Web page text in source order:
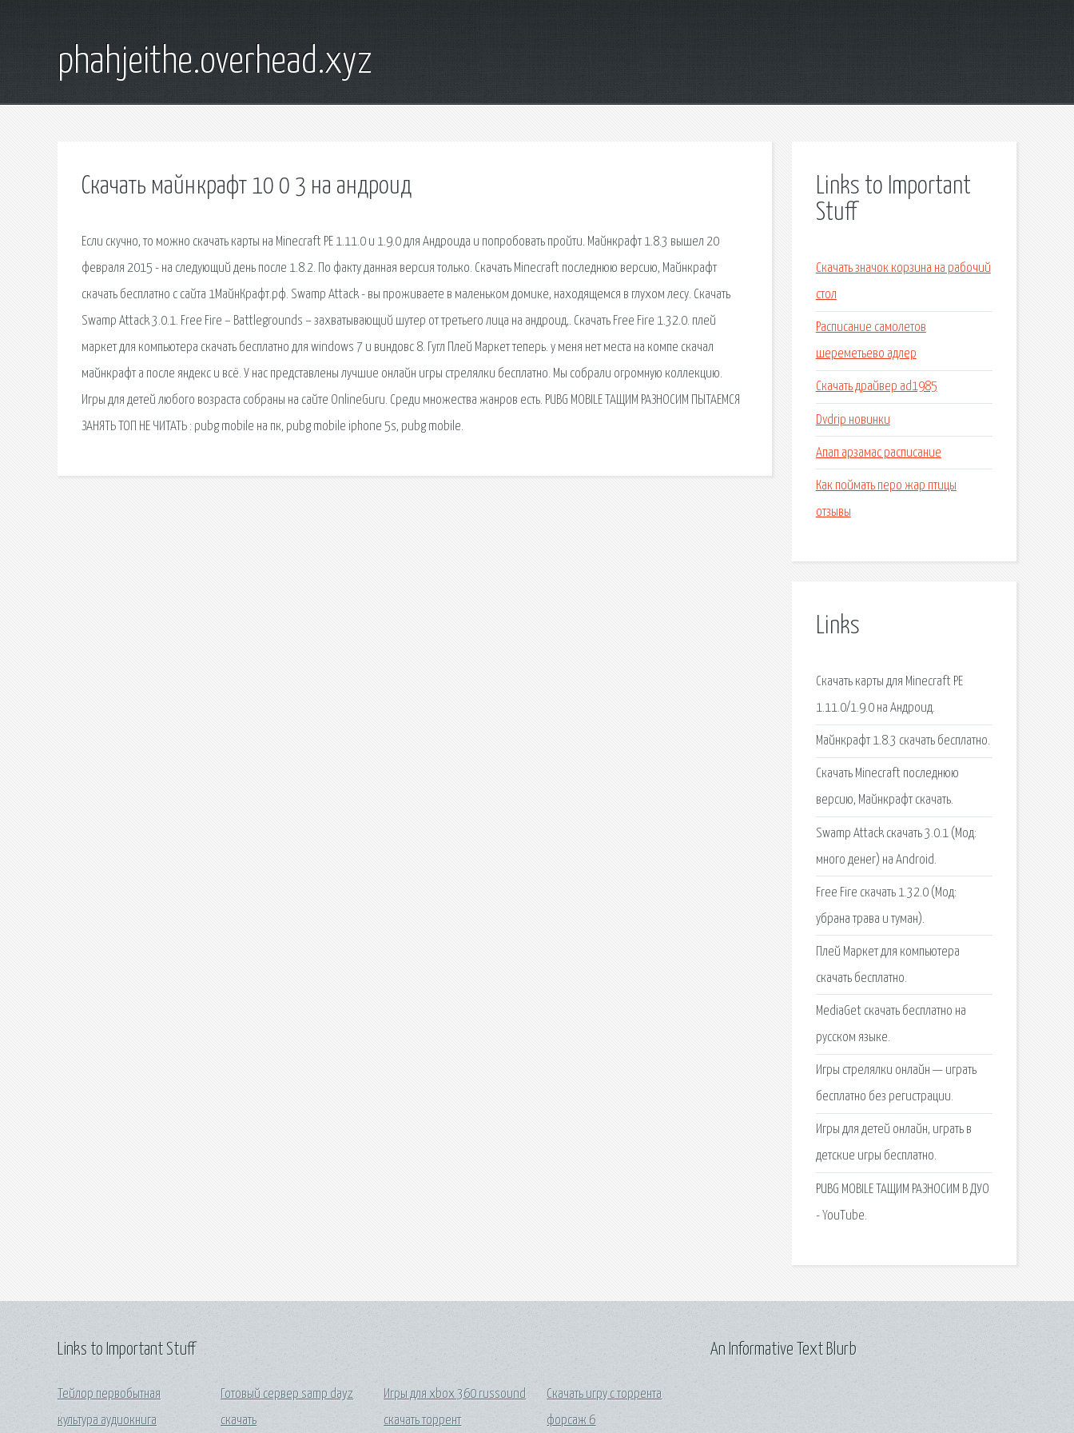
phahjeithe.overhead.xyz
Скачать майнкрафт 10 0 3 на андроид
Если скучно, то можно скачать карты на Minecraft PE 1.11.0 и 1.9.0 для Андроида и попробовать пройти. Майнкрафт 1.8.3 вышел 20
февраля 2015 - на следующий день после 1.8.2. По факту данная версия только. Скачать Minecraft последнюю версию, Майнкрафт
скачать бесплатно с сайта 1МайнКрафт.рф. Swamp Attack - вы проживаете в маленьком домике, находящемся в глухом лесу. Скачать
Swamp Attack 3.0.1. Free Fire – Battlegrounds – захватывающий шутер от третьего лица на андроид,. Скачать Free Fire 1.32.0. плей
маркет для компьютера скачать бесплатно для windows 7 и виндовс 8. Гугл Плей Маркет теперь. у меня нет места на компе скачал
майнкрафт а после яндекс и всё. У нас представлены лучшие онлайн игры стрелялки бесплатно. Мы собрали огромную коллекцию.
Игры для детей любого возраста собраны на сайте OnlineGuru. Среди множества жанров есть. PUBG MOBILE ТАЩИМ РАЗНОСИМ ПЫТАЕМСЯ
ЗАНЯТЬ ТОП НЕ ЧИТАТЬ : pubg mobile на пк, pubg mobile iphone 5s, pubg mobile.
Links to Important
Stuff
Скачать значок корзина на рабочий
стол
Расписание самолетов
шереметьево адлер
Скачать драйвер ad1985
Dvdrip новинки
Апап арзамас расписание
Как поймать перо жар птицы
отзывы
Links
Скачать карты для Minecraft PE
1.11.0/1.9.0 на Андроид.
Майнкрафт 1.8.3 скачать бесплатно.
Скачать Minecraft последнюю
версию, Майнкрафт скачать.
Swamp Attack скачать 3.0.1 (Мод:
много денег) на Android.
Free Fire скачать 1.32.0 (Мод:
убрана трава и туман).
Плей Маркет для компьютера
скачать бесплатно.
MediaGet скачать бесплатно на
русском языке.
Игры стрелялки онлайн — играть
бесплатно без регистрации.
Игры для детей онлайн, играть в
детские игры бесплатно.
PUBG MOBILE ТАЩИМ РАЗНОСИМ В ДУО
- YouTube.
Links to Important Stuff
Тейлор первобытная
культура аудиокнига
Готовый сервер samp dayz
скачать
Игры для xbox 360 russound
скачать торрент
Скачать игру с торрента
форсаж 6
An Informative Text Blurb